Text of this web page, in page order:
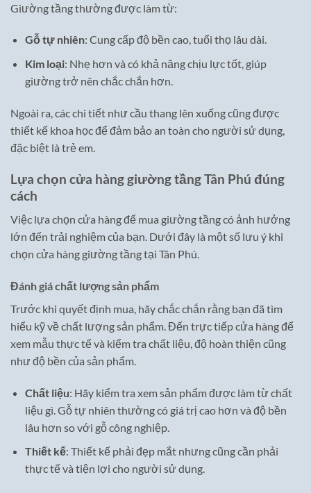
Giường tầng thường được làm từ:
Gỗ tự nhiên: Cung cấp độ bền cao, tuổi thọ lâu dài.
Kim loại: Nhẹ hơn và có khả năng chịu lực tốt, giúp
giường trở nên chắc chắn hơn.
Ngoài ra, các chi tiết như cầu thang lên xuống cũng được
thiết kế khoa học để đảm bảo an toàn cho người sử dụng,
đặc biệt là trẻ em.
Lựa chọn cửa hàng giường tầng Tân Phú đúng
cách
Việc lựa chọn cửa hàng để mua giường tầng có ảnh hưởng
lớn đến trải nghiệm của bạn. Dưới đây là một số lưu ý khi
chọn cửa hàng giường tầng tại Tân Phú.
Đánh giá chất lượng sản phẩm
Trước khi quyết định mua, hãy chắc chắn rằng bạn đã tìm
hiểu kỹ về chất lượng sản phẩm. Đến trực tiếp cửa hàng để
xem mẫu thực tế và kiểm tra chất liệu, độ hoàn thiện cũng
như độ bền của sản phẩm.
Chất liệu: Hãy kiểm tra xem sản phẩm được làm từ chất
liệu gì. Gỗ tự nhiên thường có giá trị cao hơn và độ bền
lâu hơn so với gỗ công nghiệp.
Thiết kế: Thiết kế phải đẹp mắt nhưng cũng cần phải
thực tế và tiện lợi cho người sử dụng.